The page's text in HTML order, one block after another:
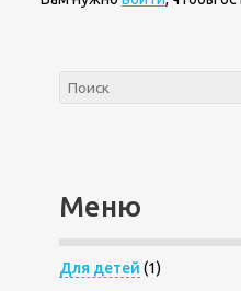
Меню
Для детей (1)